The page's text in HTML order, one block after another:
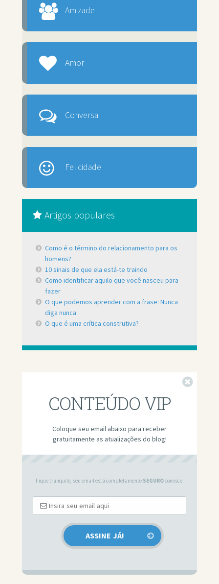
Amizade
Amor
Conversa
Felicidade
Artigos populares
Como é o término do relacionamento para os
homens?
10 sinais de que ela está-te traindo
Como identificar aquilo que você nasceu para
fazer
O que podemos aprender com a frase: Nunca
diga nunca
O que é uma crítica construtiva?
CONTEÚDO VIP
Coloque seu email abaixo para receber
gratuitamente as atualizações do blog!
Fique tranquilo, seu email está completamente SEGUROconosco.